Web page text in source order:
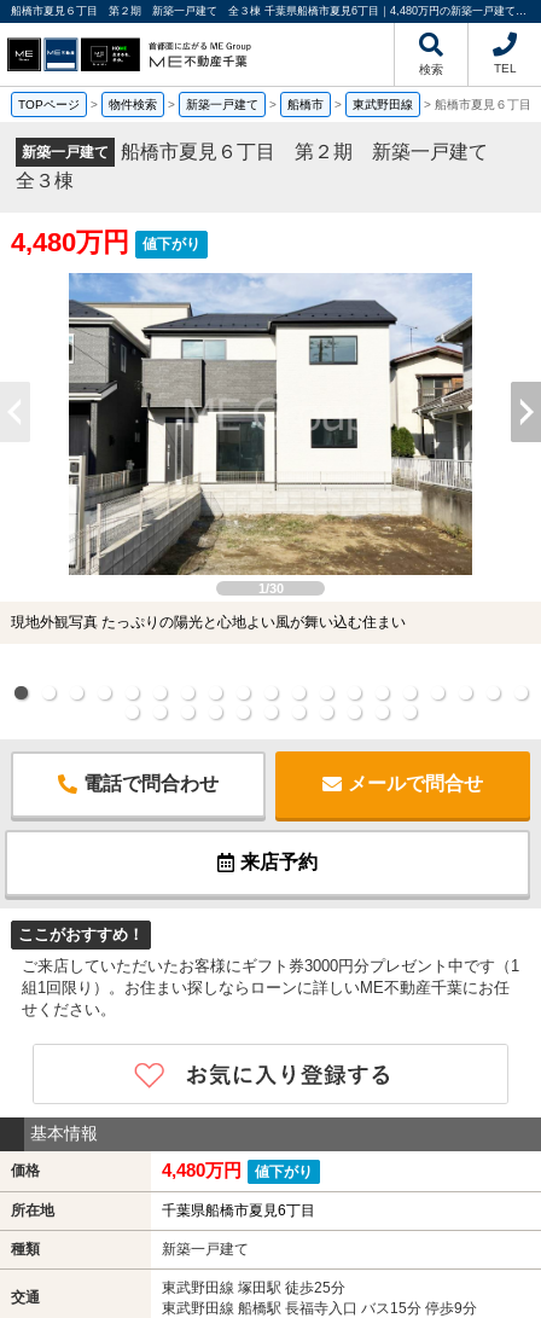
船橋市夏見６丁目 第２期 新築一戸建て 全３棟 千葉県船橋市夏見6丁目｜4,480万円の新築一戸建て｜分譲住宅や新築物件｜ME不動産千葉
検索 TEL
TOPページ > 物件検索 > 新築一戸建て > 船橋市 > 東武野田線 > 船橋市夏見６丁
新築一戸建て
船橋市夏見６丁目 第２期 新築一戸建て
全３棟
4,480万円 値下がり
1/30
現地外観写真 たっぷりの陽光と心地よい風が舞い込む住まい
電話で問合わせ メールで問合せ
来店予約
ここがおすすめ！
ご来店していただいたお客様にギフト券3000円分プレゼント中です（1
組1回限り）。お住まい探しならローンに詳しいME不動産千葉にお任
せください。
基本情報
価格 4,480万円 値下がり
所在地 千葉県船橋市夏見6丁目
種類 新築一戸建て
交通
東武野田線 塚田駅 徒歩25分
東武野田線 船橋駅 長福寺入口 バス15分 停歩9分